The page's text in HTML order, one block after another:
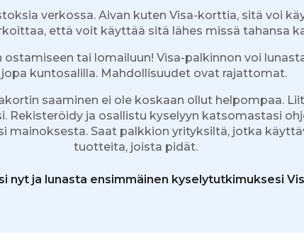
verkossa. Aivan kuten Visa-korttia, sitä voi
että voit käyttää sitä lähes missä tahansa
tai lomailuun! Visa-palkinnon voi
kuntosalilla. Mahdollisuudet ovat rajattomat.
saaminen ei ole koskaan ollut helpompaa.
Rekisteröidy ja osallistu kyselyyn katsomastasi
mainoksesta. Saat palkkion yrityksiltä, jotka
tuotteita, joista pidät.
nyt ja lunasta ensimmäinen kyselytutkimuksesi